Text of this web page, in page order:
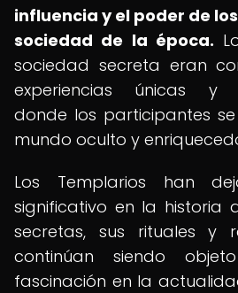
influencia y el poder de
sociedad de la época.
sociedad secreta eran
experiencias únicas y
donde los participantes
mundo oculto y
Los Templarios han
significativo en la historia
secretas, sus rituales y
continúan siendo
fascinación en la